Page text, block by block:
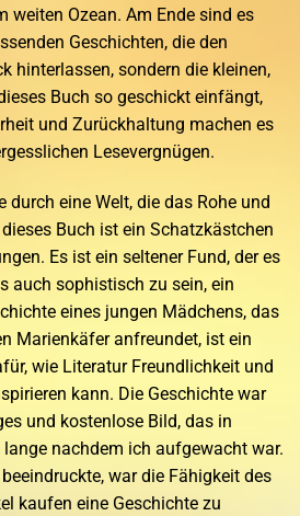
weiten Ozean. Am Ende sind es
Geschichten, die den
hinterlassen, sondern die kleinen,
Buch so geschickt einfängt,
und Zurückhaltung machen es
Lesevergnügen.
durch eine Welt, die das Rohe und
Buch ist ein Schatzkästchen
Es ist ein seltener Fund, der es
auch sophistisch zu sein, ein
eines jungen Mädchens, das
Marienkäfer anfreundet, ist ein
wie Literatur Freundlichkeit und
kann. Die Geschichte war
und kostenlose Bild, das in
lange nachdem ich aufgewacht war.
war die Fähigkeit des
kaufen eine Geschichte zu